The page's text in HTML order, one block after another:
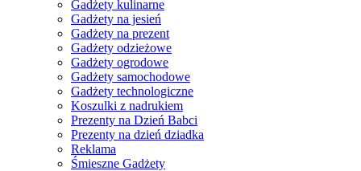
Gadżety kulinarne
Gadżety na jesień
Gadżety na prezent
Gadżety odzieżowe
Gadżety ogrodowe
Gadżety samochodowe
Gadżety technologiczne
Koszulki z nadrukiem
Prezenty na Dzień Babci
Prezenty na dzień dziadka
Reklama
Śmieszne Gadżety